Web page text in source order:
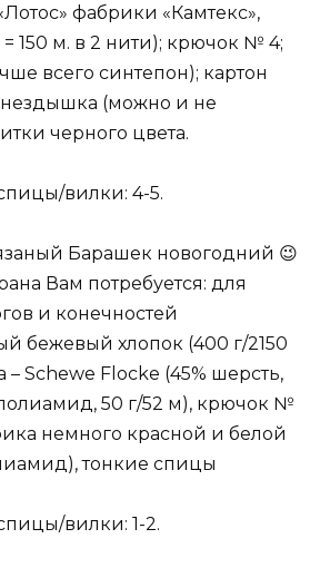
фабрики «Камтекс»,
= 150 м. в 2 нити); крючок № 4;
всего синтепон); картон
(можно и не
черного цвета.
вилки: 4-5.
Барашек новогодний 😉
Вам потребуется: для
и конечностей
бежевый хлопок (400 г/2150
Schewe Flocke (45% шерсть,
50 г/52 м), крючок №
немного красной и белой
тонкие спицы
вилки: 1-2.